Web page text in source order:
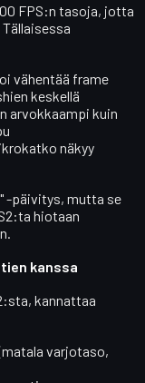
FPS:n tasoja, jotta
vähentää frame
keskellä
arvokkaampi kuin
näkyy
-päivitys, mutta se
hiotaan
kanssa
kannattaa
varjotaso,